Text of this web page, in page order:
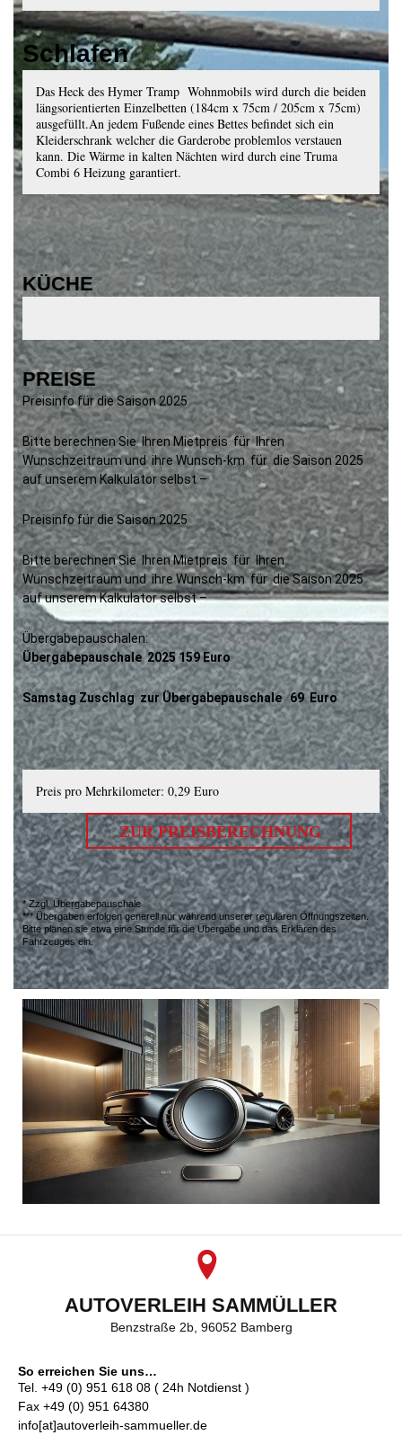
Schlafen
Das Heck des Hymer Tramp Wohnmobils wird durch die beiden
längsorientierten Einzelbetten (184cm x 75cm / 205cm x 75cm)
ausgefüllt.An jedem Fußende eines Bettes befindet sich ein
Kleiderschrank welcher die Garderobe problemlos verstauen
kann. Die Wärme in kalten Nächten wird durch eine Truma
Combi 6 Heizung garantiert.
KÜCHE
PREISE
Preisinfo für die Saison 2025
Bitte berechnen Sie Ihren Mietpreis für Ihren
Wunschzeitraum und ihre Wunsch-km für die Saison 2025
auf unserem Kalkulator selbst –
Preisinfo für die Saison 2025
Bitte berechnen Sie Ihren Mietpreis für Ihren
Wunschzeitraum und ihre Wunsch-km für die Saison 2025
auf unserem Kalkulator selbst –
Übergabepauschalen:
Übergabepauschale 2025 159 Euro
Samstag Zuschlag zur Übergabepauschale 69 Euro
Preis pro Mehrkilometer: 0,29 Euro
ZUR PREISBERECHNUNG
* Zzgl. Übergabepauschale
*** Übergaben erfolgen generell nur während unserer regulären Öffnungszeiten.
Bitte planen sie etwa eine Stunde für die Übergabe und das Erklären des
Fahrzeuges ein.
AUTOVERLEIH SAMMÜLLER
Benzstraße 2b, 96052 Bamberg
So erreichen Sie uns…
Tel. +49 (0) 951 618 08 ( 24h Notdienst )
Fax +49 (0) 951 64380
info[at]autoverleih-sammueller.de